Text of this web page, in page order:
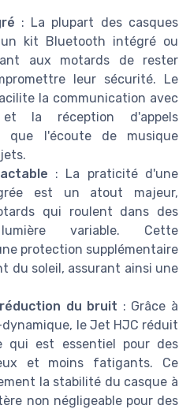
: La plupart des casques
kit Bluetooth intégré ou
aux motards de rester
leur sécurité. Le
la communication avec
la réception d'appels
que l'écoute de musique
: La praticité d'une
est un atout majeur,
qui roulent dans des
variable. Cette
protection supplémentaire
du soleil, assurant ainsi une
du bruit : Grâce à
le Jet HJC réduit
est essentiel pour des
et moins fatigants. Ce
la stabilité du casque à
non négligeable pour des